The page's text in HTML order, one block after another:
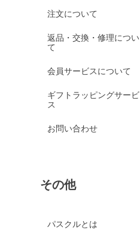
注文について
返品・交換・修理につい
て
会員サービスについて
ギフトラッピングサービ
ス
お問い合わせ
その他
パスクルとは